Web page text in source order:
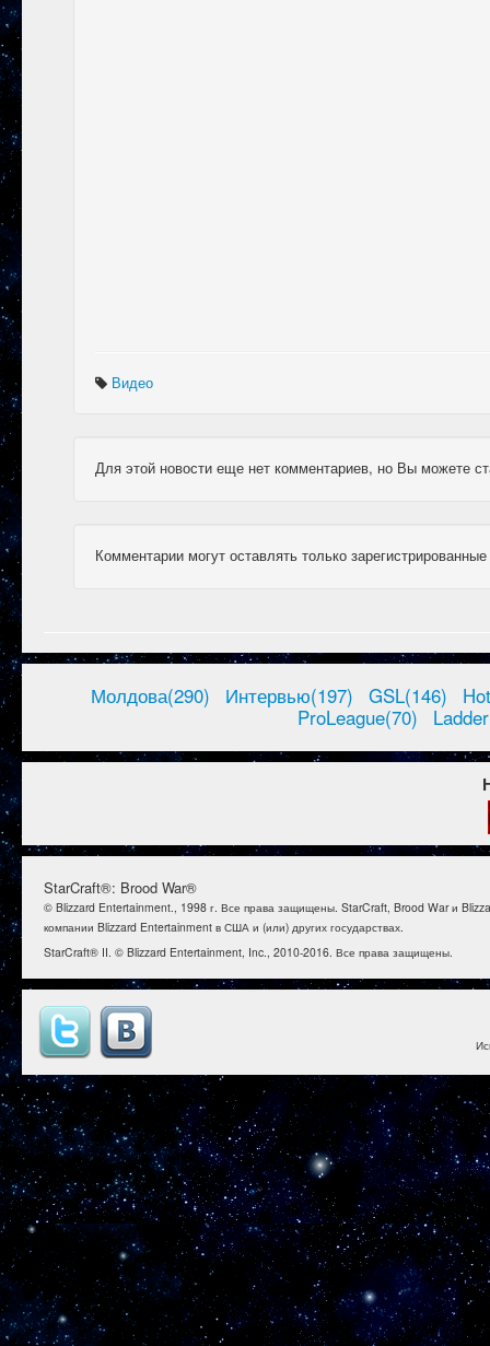
Видео
Для этой новости еще нет комментариев, но Вы можете
Комментарии могут оставлять только
Молдова(290) Интервью(197) GSL(146)
ProLeague(70)
StarCraft®: Brood War®
© Blizzard Entertainment., 1998 г. Все права защищены. StarCraft, Brood War и
компании Blizzard Entertainment в США и (или) других государствах.
StarCraft® II. © Blizzard Entertainment, Inc., 2010-2016. Все права защищены.